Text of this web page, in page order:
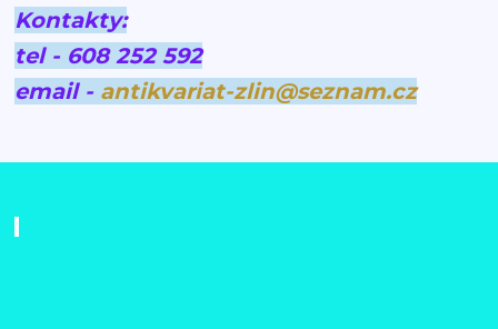
Kontakty:
tel - 608 252 592
email - antikvariat-zlin@seznam.cz